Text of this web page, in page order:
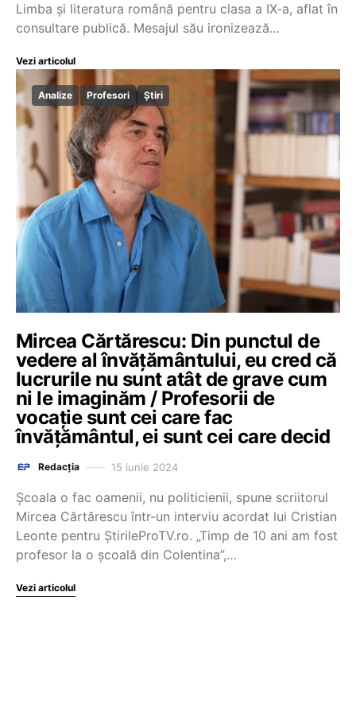
Limba și literatura română pentru clasa a IX-a, aflat în
consultare publică. Mesajul său ironizează…
Vezi articolul
Analize Profesori Știri
Mircea Cărtărescu: Din punctul de
vedere al învățământului, eu cred că
lucrurile nu sunt atât de grave cum
ni le imaginăm / Profesorii de
vocație sunt cei care fac
învățământul, ei sunt cei care decid
Redacția 15 iunie 2024
Școala o fac oamenii, nu politicienii, spune scriitorul
Mircea Cărtărescu într-un interviu acordat lui Cristian
Leonte pentru ȘtirileProTV.ro. „Timp de 10 ani am fost
profesor la o școală din Colentina”,…
Vezi articolul